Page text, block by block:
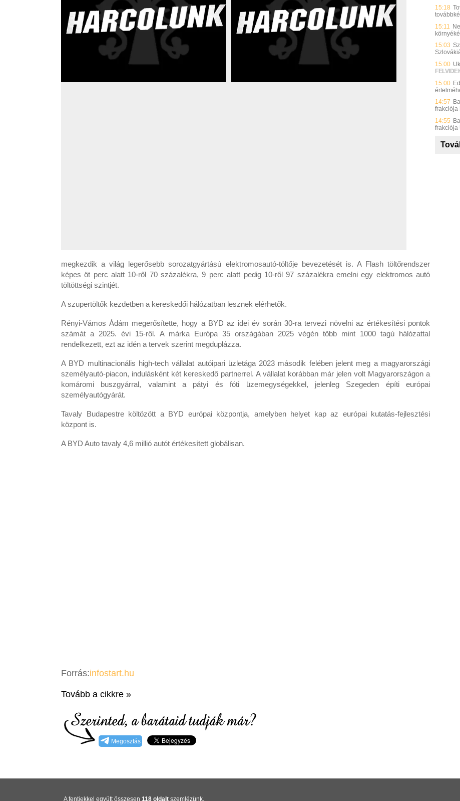
megkezdik a világ legerősebb sorozatgyártású elektromosautó-töltője bevezetését is. A Flash töltőrendszer
képes öt perc alatt 10-ről 70 százalékra, 9 perc alatt pedig 10-ről 97 százalékra emelni egy elektromos autó
töltöttségi szintjét.
A szupertöltők kezdetben a kereskedői hálózatban lesznek elérhetők.
Rényi-Vámos Ádám megerősítette, hogy a BYD az idei év során 30-ra tervezi növelni az értékesítési pontok
számát a 2025. évi 15-ről. A márka Európa 35 országában 2025 végén több mint 1000 tagú hálózattal
rendelkezett, ezt az idén a tervek szerint megduplázza.
A BYD multinacionális high-tech vállalat autóipari üzletága 2023 második felében jelent meg a magyarországi
személyautó-piacon, indulásként két kereskedő partnerrel. A vállalat korábban már jelen volt Magyarországon a
komáromi buszgyárral, valamint a pátyi és fóti üzemegységekkel, jelenleg Szegeden építi európai
személyautógyárát.
Tavaly Budapestre költözött a BYD európai központja, amelyben helyet kap az európai kutatás-fejlesztési
központ is.
A BYD Auto tavaly 4,6 millió autót értékesített globálisan.
Forrás:infostart.hu
Tovább a cikkre »
Megosztás
15:18
15:11
15:03
15:00
15:00
14:57
frakciója
14:55
frakciója
A fentiekkel együtt összesen 118 oldalt szemlézünk.